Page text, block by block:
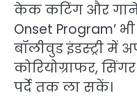
केक कटिंग और गाने
Onset Program’
बॉलीवुड इंडस्ट्री
कोरियोग्राफर,
पर्दे तक ला सकें।